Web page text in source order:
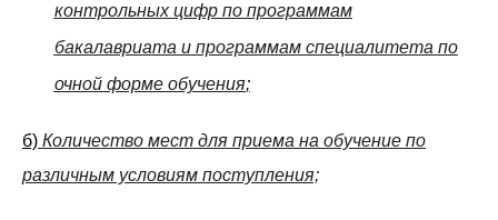
контрольных цифр по программам
бакалавриата и программам специалитета по
очной форме обучения;
б) Количество мест для приема на обучение по
различным условиям поступления;